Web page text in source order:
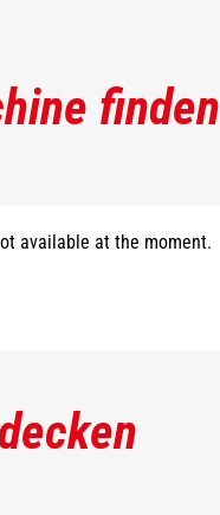
finden
available at the moment.